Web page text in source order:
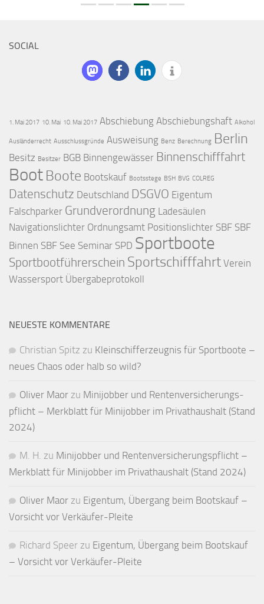
SOCIAL
1. Mai 2017 10. Mai 10. Mai 2017 Abschiebung Abschiebungshaft Alkohol
Ausländerrecht Ausschlussgründe Ausweisung Benz Berechnung Berlin
Besitz Besitzer BGB Binnengewässer Binnenschifffahrt
Boot Boote Bootskauf Bootsstege BSH BVG COLREG
Datenschutz Deutschland DSGVO Eigentum
Falschparker Grundverordnung Ladesäulen
Navigationslichter Ordnungsamt Positionslichter SBF SBF
Binnen SBF See Seminar SPD Sportboote
Sportbootführerschein Sportschifffahrt Verein
Wassersport Übergabeprotokoll
NEUESTE KOMMENTARE
Christian Spitz zu Kleinschifferzeugnis für Sportboote –
neues Chaos oder halb so wild?
Oliver Maor zu Minijobber und Renten­versicherungs­
pflicht – Merkblatt für Mini­jobber im Privat­haushalt (Stand
2024)
M. H. zu Minijobber und Renten­versicherungs­pflicht –
Merkblatt für Mini­jobber im Privat­haushalt (Stand 2024)
Oliver Maor zu Eigentum, Übergang beim Bootskauf –
Vorsicht vor Verkäufer-Pleite
Richard Speer zu Eigentum, Übergang beim Bootskauf
– Vorsicht vor Verkäufer-Pleite